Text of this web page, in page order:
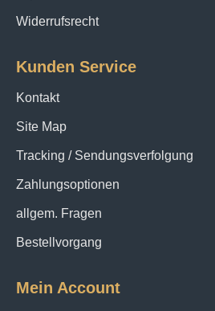
Widerrufsrecht
Kunden Service
Kontakt
Site Map
Tracking / Sendungsverfolgung
Zahlungsoptionen
allgem. Fragen
Bestellvorgang
Mein Account